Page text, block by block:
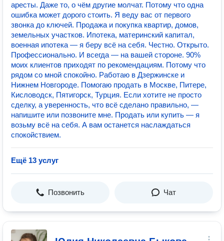
аресты. Даже то, о чём другие молчат. Потому что одна
ошибка может дорого стоить. Я веду вас от первого
звонка до ключей. Продажа и покупка квартир, домов,
земельных участков. Ипотека, материнский капитал,
военная ипотека — я беру всё на себя. Честно. Открыто.
Профессионально. И всегда — на вашей стороне. 90%
моих клиентов приходят по рекомендациям. Потому что
рядом со мной спокойно. Работаю в Дзержинске и
Нижнем Новгороде. Помогаю продать в Москве, Питере,
Кисловодск, Пятигорск, Турция. Если хотите не просто
сделку, а уверенность, что всё сделано правильно, —
напишите или позвоните мне. Продать или купить — я
возьму всё на себя. А вам останется наслаждаться
спокойствием.
Ещё 13 услуг
Позвонить Чат